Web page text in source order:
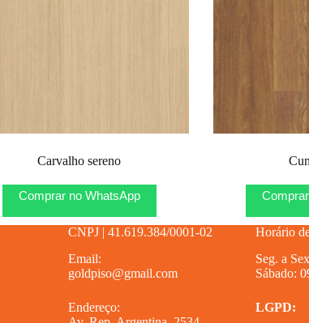
Carvalho sereno
Comprar no WhatsApp
CNPJ | 41.619.384/0001-02
Email:
goldpiso@gmail.com
Endereço:
Horário
Seg. a
Sábado:
LGPD: